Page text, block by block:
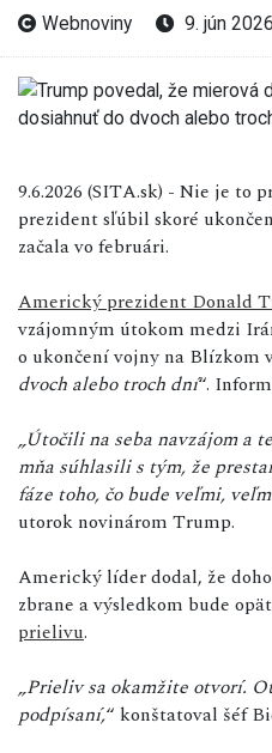
Webnoviny 9. jún 2026
9.6.2026 (SITA.sk) - Nie je to
prezident sľúbil skoré
začala vo februári.
Americký prezident Donald
vzájomným útokom medzi
o ukončení vojny na Blízkom
dvoch alebo troch dní“.
„Útočili na seba navzájom a
mňa súhlasili s tým, že
fáze toho, čo bude veľmi,
utorok novinárom Trump.
Americký líder dodal, že
zbrane a výsledkom bude
prielivu.
„Prieliv sa okamžite otvorí.
podpísaní,“ konštatoval šéf